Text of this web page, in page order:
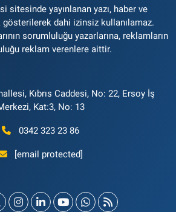
sitesinde yayınlanan yazı, haber ve
dahi izinsiz kullanılamaz.
sorumluluğu yazarlarına, reklamların
reklam verenlere aittir.
Kıbrıs Caddesi, No: 22, Ersoy İş
Kat:3, No: 13
0342 323 23 86
[email protected]